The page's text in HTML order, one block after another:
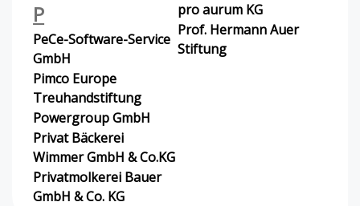
P
PeCe-Software-Service
GmbH
Pimco Europe
Treuhandstiftung
Powergroup GmbH
Privat Bäckerei
Wimmer GmbH & Co.KG
Privatmolkerei Bauer
GmbH & Co. KG
pro aurum KG
Prof. Hermann Auer
Stiftung